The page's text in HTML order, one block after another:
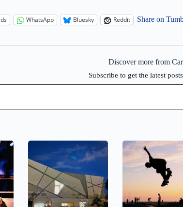
WhatsApp Bluesky Reddit Share on
Discover more from
Subscribe to get the latest